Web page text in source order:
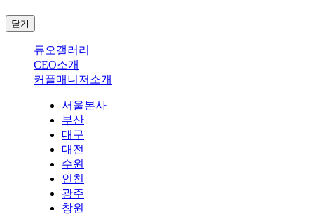
닫기
듀오갤러리
CEO소개
커플매니저소개
서울본사
부산
대구
대전
수원
인천
광주
창원